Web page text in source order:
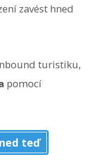
zavést hned
turistiku,
pomocí
teď